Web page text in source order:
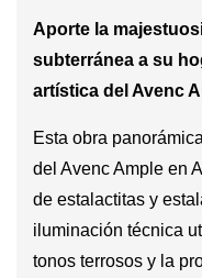
Aporte la
subterránea a su
artística del Avenc
Esta obra
del Avenc Ample en
de estalactitas y
iluminación técnica
tonos terrosos y la